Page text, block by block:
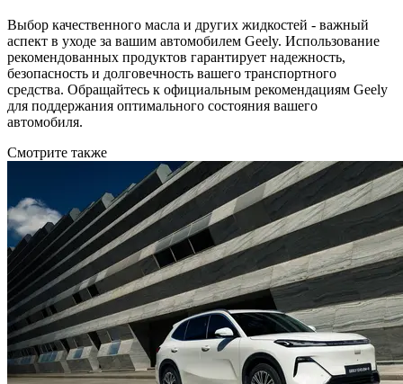
Выбор качественного масла и других жидкостей - важный
аспект в уходе за вашим автомобилем Geely. Использование
рекомендованных продуктов гарантирует надежность,
безопасность и долговечность вашего транспортного
средства. Обращайтесь к официальным рекомендациям Geely
для поддержания оптимального состояния вашего
автомобиля.
Смотрите также